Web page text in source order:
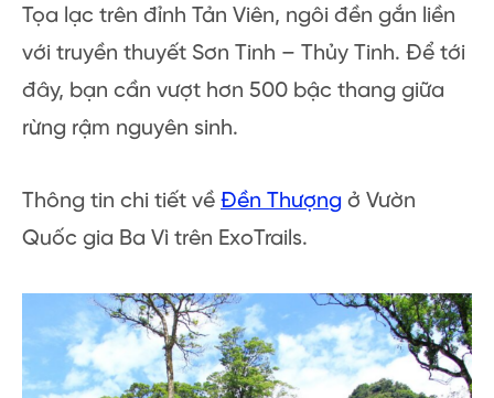
Tọa lạc trên đỉnh Tản Viên, ngôi đền gắn liền
với truyền thuyết Sơn Tinh – Thủy Tinh. Để tới
đây, bạn cần vượt hơn 500 bậc thang giữa
rừng rậm nguyên sinh.
Thông tin chi tiết về Đền Thượng ở Vườn
Quốc gia Ba Vì trên ExoTrails.